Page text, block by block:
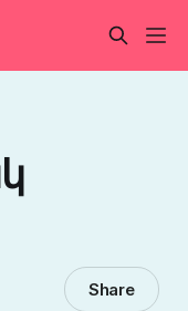
Share